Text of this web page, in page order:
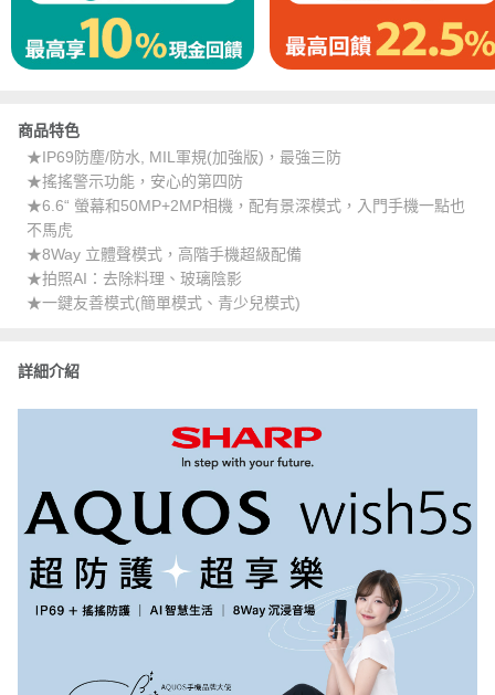
商品特色
★IP69防塵/防水, MIL軍規(加強版)，最強三防
★搖搖警示功能，安心的第四防
★6.6“ 螢幕和50MP+2MP相機，配有景深模式，入門手機一點也
不馬虎
★8Way 立體聲模式，高階手機超級配備
★拍照AI：去除料理、玻璃陰影
★一鍵友善模式(簡單模式、青少兒模式)
詳細介紹